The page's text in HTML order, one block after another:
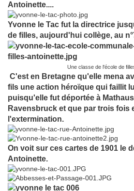
Antoinette....
Yvonne le Tac fut la directrice
de filles, aujourd'hui collège, au
Une classe de l'école de filles rue
C'est en Bretagne qu'elle mena
fils une action héroïque qui faillit
puisqu'elle fut déportée à
Ravensbruck et que par trois fois
l'extermination.
On voit sur ces cartes de 1901 le
Antoinette.